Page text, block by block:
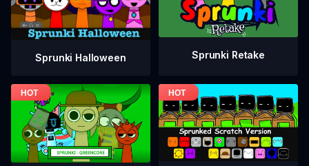
Sprunki Halloween Sprunki Retake